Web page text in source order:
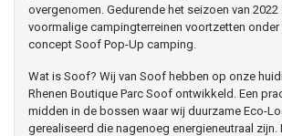
overgenomen. Gedurende het seizoen van
voormalige campingterreinen voortzetten
concept Soof Pop-Up camping.
Wat is Soof? Wij van Soof hebben op onze
Rhenen Boutique Parc Soof ontwikkeld. Een
midden in de bossen waar wij duurzame Eco-
gerealiseerd die nagenoeg energieneutraal zijn.